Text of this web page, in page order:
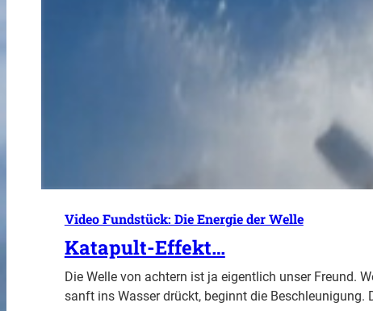
Video Fundstück: Die Energie der Welle
Katapult-Effekt…
Die Welle von achtern ist ja eigentlich unser Freund.
sanft ins Wasser drückt, beginnt die Beschleunigung.